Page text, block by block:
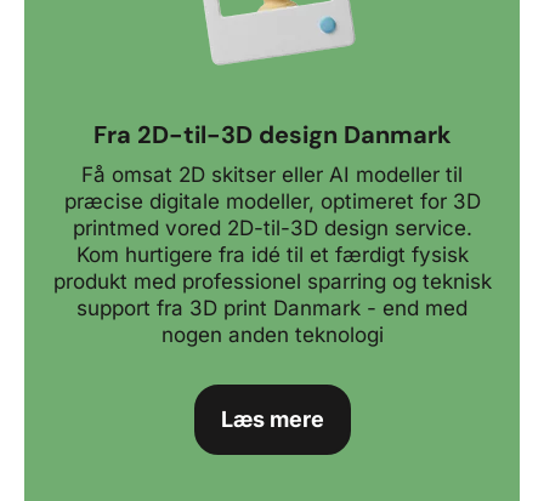
Fra 2D-til-3D design Danmark
Få omsat 2D skitser eller AI modeller til
præcise digitale modeller, optimeret for 3D
printmed vored 2D-til-3D design service.
Kom hurtigere fra idé til et færdigt fysisk
produkt med professionel sparring og teknisk
support fra 3D print Danmark - end med
nogen anden teknologi
Læs mere